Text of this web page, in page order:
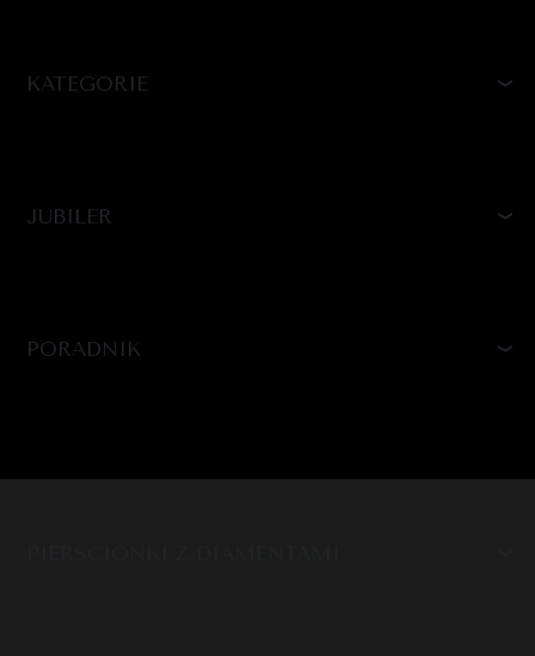
KATEGORIE
JUBILER
PORADNIK